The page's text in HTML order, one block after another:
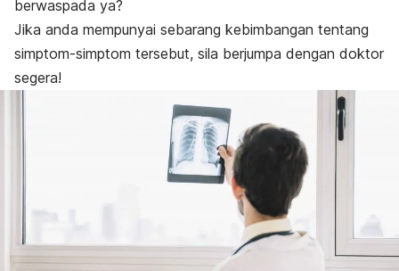
berwaspada ya?
Jika anda mempunyai sebarang kebimbangan tentang
simptom-simptom tersebut, sila berjumpa dengan doktor
segera!